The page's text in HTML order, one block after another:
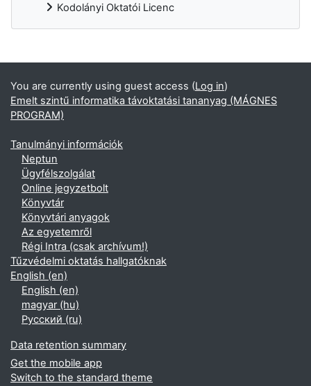
Kodolányi Oktatói Licenc
Supplementary blocks
You are currently using guest access (Log in)
Emelt szintű informatika távoktatási tananyag (MÁGNES
PROGRAM)
Tanulmányi információk
Neptun
Ügyfélszolgálat
Online jegyzetbolt
Könyvtár
Könyvtári anyagok
Az egyetemről
Régi Intra (csak archívum!)
Tűzvédelmi oktatás hallgatóknak
English ‎(en)‎
English ‎(en)‎
magyar ‎(hu)‎
Русский ‎(ru)‎
Data retention summary
Get the mobile app
Switch to the standard theme